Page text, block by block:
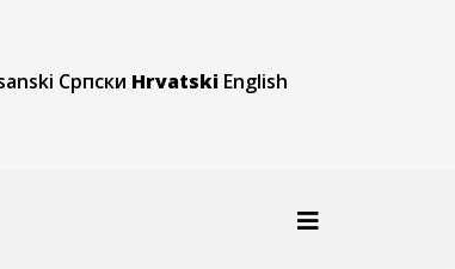
Српски Hrvatski English